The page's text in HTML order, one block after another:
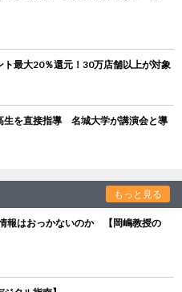
最大20％還元！30万店舗以上が対象
生を直接指導 名城大学が講演会と導
もっと見る
報はおっかないのか 【岡嶋教授の